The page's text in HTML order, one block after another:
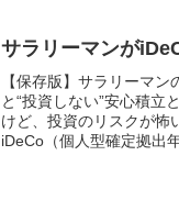
サラリーマンが
【保存版】サラリーマ
と“投資しない”安心積立
けど、投資のリスクが怖
iDeCo（個人型確定拠出